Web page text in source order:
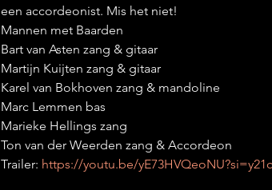
een accordeonist. Mis het niet!
Mannen met Baarden
Bart van Asten zang & gitaar
Martijn Kuijten zang & gitaar
Karel van Bokhoven zang & mandoline
Marc Lemmen bas
Marieke Hellings zang
Ton van der Weerden zang & Accordeon
Trailer: https://youtu.be/